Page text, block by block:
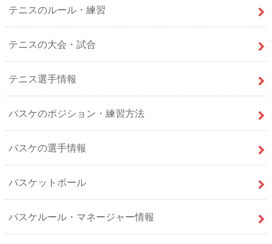
テニスのルール・練習
テニスの大会・試合
テニス選手情報
バスケのポジション・練習方法
バスケの選手情報
バスケットボール
バスケルール・マネージャー情報